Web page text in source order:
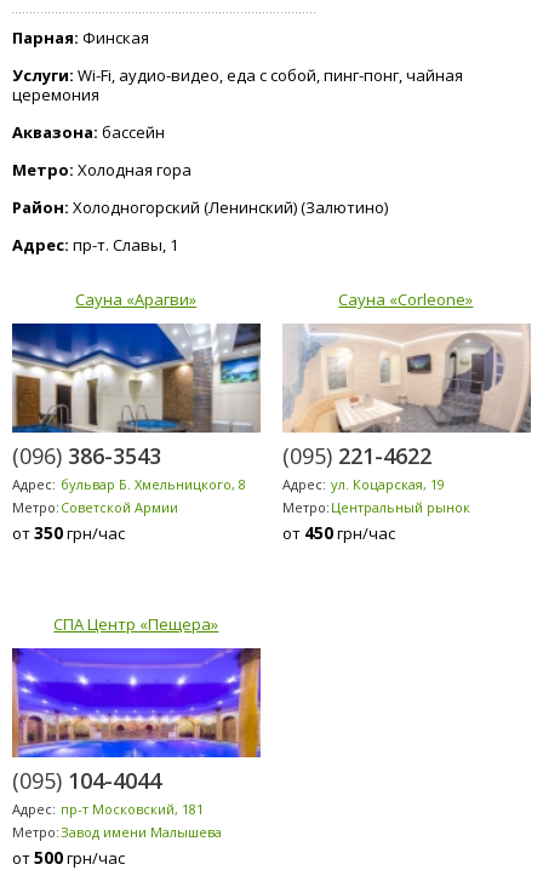
Парная: Финская
Услуги: Wi-Fi, аудио-видео, еда с собой, пинг-понг, чайная
церемония
Аквазона: бассейн
Метро: Холодная гора
Район: Холодногорский (Ленинский) (Залютино)
Адрес: пр-т. Славы, 1
Сауна «Арагви»
(096) 386-3543
Адрес: бульвар Б. Хмельницкого, 8
Метро: Советской Армии
от350грн/час
Сауна «Corleone»
(095) 221-4622
Адрес: ул. Коцарская, 19
Метро: Центральный рынок
от 450грн/час
СПА Центр «Пещера»
(095) 104-4044
Адрес: пр-т Московский, 181
Метро:Завод имени Малышева
от500грн/час